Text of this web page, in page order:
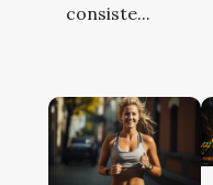
consiste...